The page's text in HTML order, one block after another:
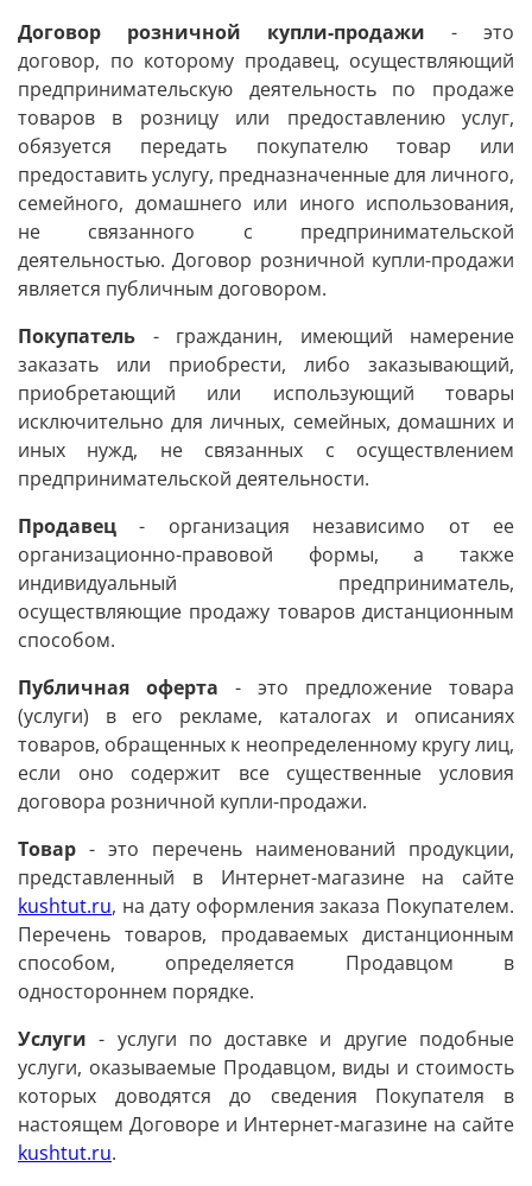
Договор розничной купли-продажи - это
договор, по которому продавец, осуществляющий
предпринимательскую деятельность по продаже
товаров в розницу или предоставлению услуг,
обязуется передать покупателю товар или
предоставить услугу, предназначенные для личного,
семейного, домашнего или иного использования,
не связанного с предпринимательской
деятельностью. Договор розничной купли-продажи
является публичным договором.
Покупатель - гражданин, имеющий намерение
заказать или приобрести, либо заказывающий,
приобретающий или использующий товары
исключительно для личных, семейных, домашних и
иных нужд, не связанных с осуществлением
предпринимательской деятельности.
Продавец - организация независимо от ее
организационно-правовой формы, а также
индивидуальный предприниматель,
осуществляющие продажу товаров дистанционным
способом.
Публичная оферта - это предложение товара
(услуги) в его рекламе, каталогах и описаниях
товаров, обращенных к неопределенному кругу лиц,
если оно содержит все существенные условия
договора розничной купли-продажи.
Товар - это перечень наименований продукции,
представленный в Интернет-магазине на сайте
kushtut.ru, на дату оформления заказа Покупателем.
Перечень товаров, продаваемых дистанционным
способом, определяется Продавцом в
одностороннем порядке.
Услуги - услуги по доставке и другие подобные
услуги, оказываемые Продавцом, виды и стоимость
которых доводятся до сведения Покупателя в
настоящем Договоре и Интернет-магазине на сайте
kushtut.ru.